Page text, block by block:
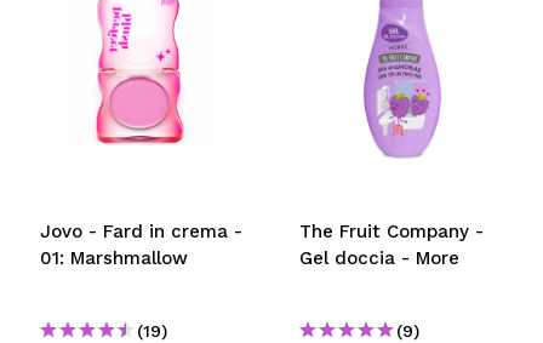
Jovo - Fard in crema -
01: Marshmallow
(19)
The Fruit Company -
Gel doccia - More
(9)